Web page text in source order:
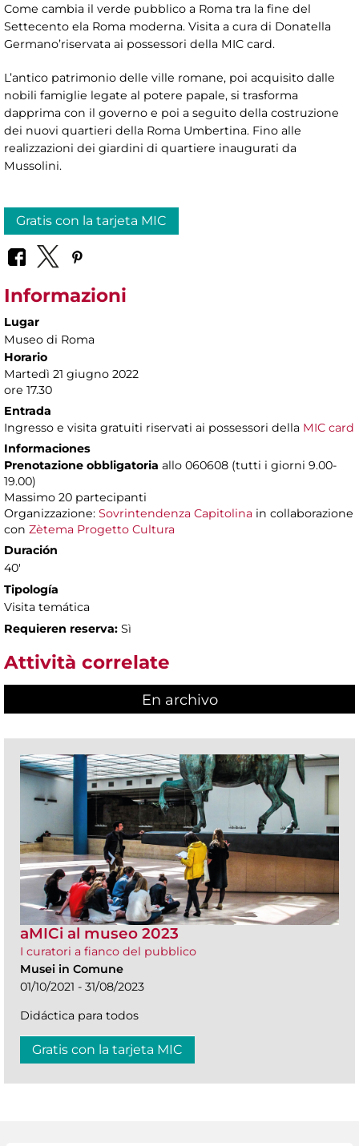
Come cambia il verde pubblico a Roma tra la fine del
Settecento ela Roma moderna. Visita a cura di Donatella
Germano’riservata ai possessori della MIC card.
L’antico patrimonio delle ville romane, poi acquisito dalle
nobili famiglie legate al potere papale, si trasforma
dapprima con il governo e poi a seguito della costruzione
dei nuovi quartieri della Roma Umbertina. Fino alle
realizzazioni dei giardini di quartiere inaugurati da
Mussolini.
Gratis con la tarjeta MIC
Informazioni
Lugar
Museo di Roma
Horario
Martedì 21 giugno 2022
ore 17.30
Entrada
Ingresso e visita gratuiti riservati ai possessori della MIC card
Informaciones
Prenotazione obbligatoria allo 060608 (tutti i giorni 9.00-
19.00)
Massimo 20 partecipanti
Organizzazione: Sovrintendenza Capitolina in collaborazione
con Zètema Progetto Cultura
Duración
40'
Tipología
Visita temática
Requieren reserva: Sì
Attività correlate
En archivo
aMICi al museo 2023
I curatori a fianco del pubblico
Musei in Comune
01/10/2021 - 31/08/2023
Didáctica para todos
Gratis con la tarjeta MIC